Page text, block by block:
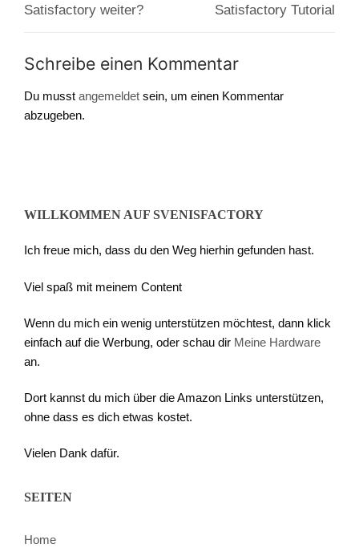
Beitrag:
Satisfactory weiter?
Beitrag:
Satisfactory Tutorial
Schreibe einen Kommentar
Du musst angemeldet sein, um einen Kommentar
abzugeben.
WILLKOMMEN AUF SVENISFACTORY
Ich freue mich, dass du den Weg hierhin gefunden hast.
Viel spaß mit meinem Content
Wenn du mich ein wenig unterstützen möchtest, dann klick
einfach auf die Werbung, oder schau dir Meine Hardware
an.
Dort kannst du mich über die Amazon Links unterstützen,
ohne dass es dich etwas kostet.
Vielen Dank dafür.
SEITEN
Home